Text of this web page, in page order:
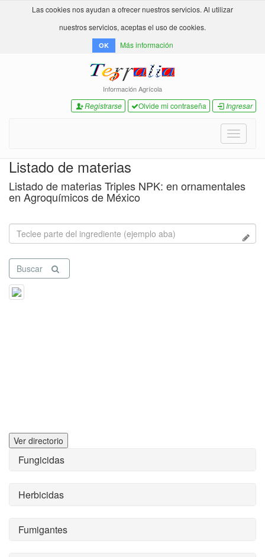
Las cookies nos ayudan a ofrecer nuestros servicios. Al utilizar
nuestros servicios, aceptas el uso de cookies.
OK Más información
Información Agrícola
Registrarse Olvide mi contraseña Ingresar
Toggle
Listado de materias
Listado de materias Triples NPK: en ornamentales
en Agroquímicos de México
Buscar
Ver directorio
Fungicidas
Herbicidas
Fumigantes